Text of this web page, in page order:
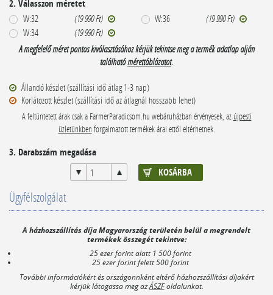
2. Válasszon méretet
W:32
(19 990 Ft)
W:34
(19 990 Ft)
W:36 (19 990 Ft)
A megfelelő méret pontos kiválasztásához kérjük tekintse meg a termék adatlap alján
találhatómérettáblázatot.
Állandó készlet (szállítási idő átlag 1-3 nap)
Korlátozott készlet (szállítási idő az átlagnál hosszabb lehet)
A feltüntetett árak csak a FarmerParadicsom.hu webáruházban érvényesek, az újpesti
üzletünkben forgalmazott termékek árai ettől eltérhetnek.
3. Darabszám megadása
Ügyfélszolgálat
A házhozszállítás díja Magyarország területén belül a megrendelt
termékek összegét tekintve:
25 ezer forint alatt 1 500 forint
25 ezer forint felett 500 forint
További információkért és országonnként eltérő házhozszállítási díjakért
kérjük látogassa meg azÁSZFoldalunkat.